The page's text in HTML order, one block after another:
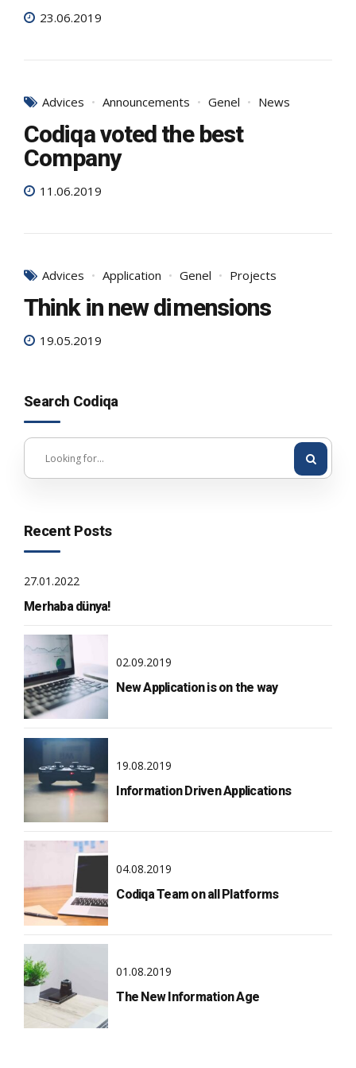
23.06.2019
Advices Announcements Genel News
Codiqa voted the best
Company
11.06.2019
Advices Application Genel Projects
Think in new dimensions
19.05.2019
Search Codiqa
Recent Posts
27.01.2022
Merhaba dünya!
02.09.2019
New Application is on the way
19.08.2019
Information Driven Applications
04.08.2019
Codiqa Team on all Platforms
01.08.2019
The New Information Age